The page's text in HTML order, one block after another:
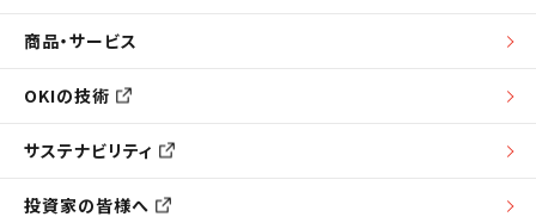
商品・サービス
OKIの技術
サステナビリティ
投資家の皆様へ